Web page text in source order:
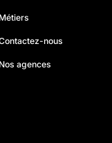
Métiers
nous
Nos agences